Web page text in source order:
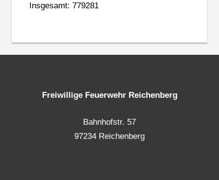
Insgesamt: 779281
Freiwillige Feuerwehr Reichenberg
Bahnhofstr. 57
97234 Reichenberg